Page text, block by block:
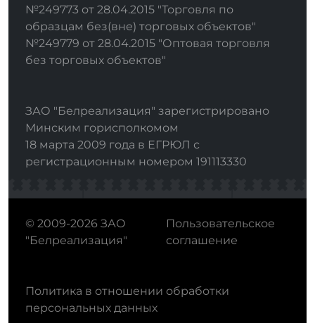
№249773 от 28.04.2015 "Торговля по
образцам без(вне) торговых объектов"
№249779 от 28.04.2015 "Оптовая торговля
без торговых объектов"
ЗАО "Белреализация" зарегистрировано
Минским горисполкомом
18 марта 2009 года в ЕГРЮЛ с
регистрационным номером 191113330
© 2009-2026 ЗАО
"Белреализация"
Пользовательское
соглашение
Политика в отношении обработки
персональных данных